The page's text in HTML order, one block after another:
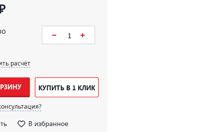
расчёт
КУПИТЬ В 1 КЛИК
В избранное